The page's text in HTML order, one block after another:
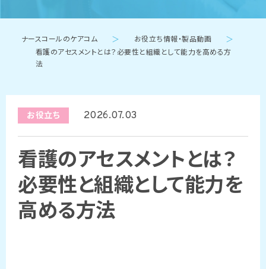
ナースコールのケアコム ＞ お役立ち情報・製品動画 ＞
看護のアセスメントとは？必要性と組織として能力を高める方
法
お役立ち 2026.07.03
看護のアセスメントとは？
必要性と組織として能力を
高める方法